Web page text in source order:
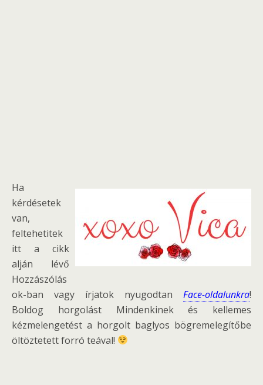
Ha
kérdésetek
van,
feltehetitek
itt a cikk
alján lévő
Hozzászólás
ok-ban vagy írjatok nyugodtan
Face-oldalunkra!
Boldog horgolást Mindenkinek és kellemes
kézmelengetést a horgolt baglyos bögremelegítőbe
öltöztetett forró teával!